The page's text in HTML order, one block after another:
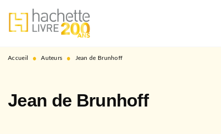
MENU RECHERCHE
PIED DE PAGE
Accueil • Auteurs • Jean de Brunhoff
Jean de Brunhoff